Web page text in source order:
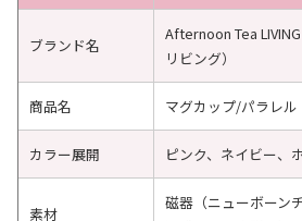
ブランド名
Afternoon Tea
リビング）
商品名 マグカップ/パラレル
カラー展開 ピンク、ネイビー、
素材
磁器（ニューボーン